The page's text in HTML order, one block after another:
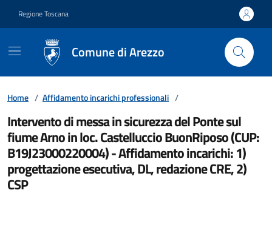
Regione Toscana
Comune di Arezzo
Home / Affidamento incarichi professionali /
Intervento di messa in sicurezza del Ponte sul
fiume Arno in loc. Castelluccio BuonRiposo (CUP:
B19J23000220004) - Affidamento incarichi: 1)
progettazione esecutiva, DL, redazione CRE, 2)
CSP